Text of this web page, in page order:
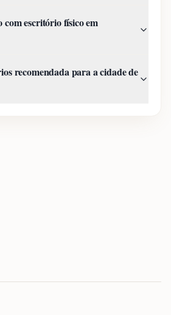
escritório físico em
recomendada para a cidade de